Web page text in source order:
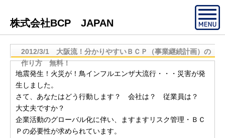
株式会社BCP JAPAN
2012/3/1 大阪流！分かりやすいＢＣＰ（事業継続計画）の
作り方 無料！
地震発生！火災が！鳥インフルエンザ大流行・・・災害が発
生しました。
さて、あなたはどう行動します？ 会社は？ 従業員は？
大丈夫ですか？
企業活動のグローバル化に伴い、ますますリスク管理・ＢＣ
Ｐの必要性が求められています。